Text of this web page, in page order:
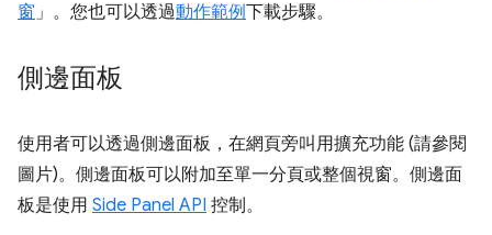
窗」。您也可以透過動作範例下載步驟。
側邊面板
使用者可以透過側邊面板，在網頁旁叫用擴充功能 (請參閱
圖片)。側邊面板可以附加至單一分頁或整個視窗。側邊面
板是使用 Side Panel API 控制。